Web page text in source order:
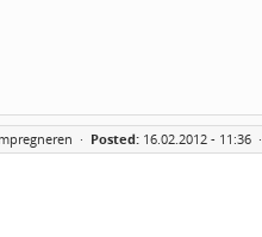
· Posted: 16.02.2012 - 11:36 ·